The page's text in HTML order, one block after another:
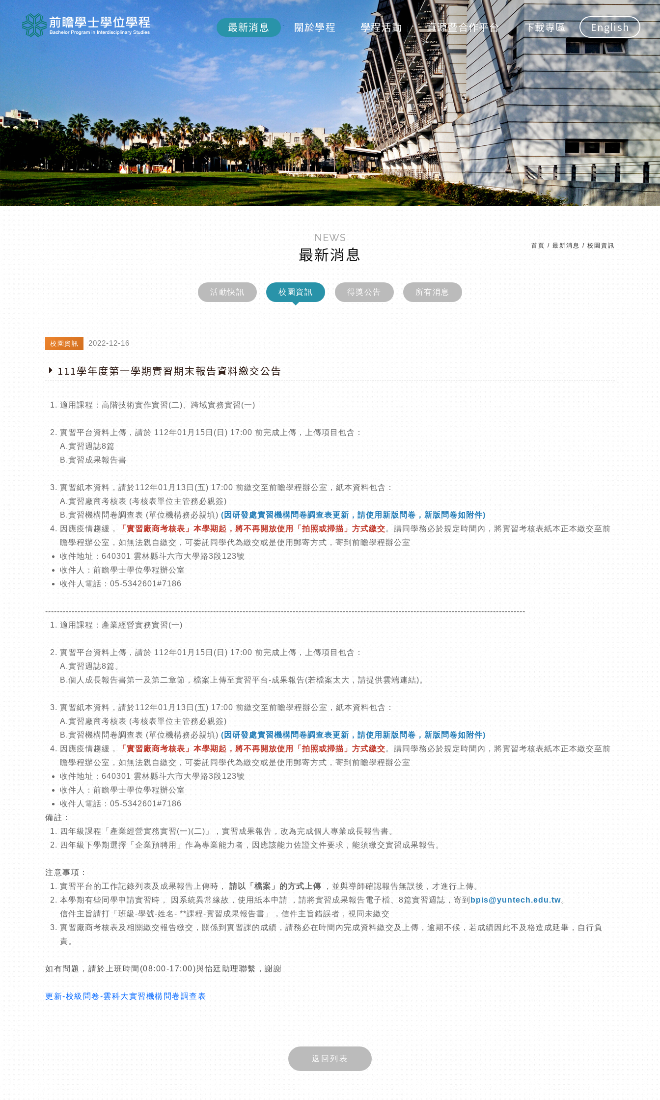
最新消息 關於學程 學程活動 資源暨合作平台 下載專區 English
NEWS
最新消息
活動快訊 校園資訊 得獎公告 所有消息
校園資訊 2022-12-16
111學年度第一學期實習期末報告資料繳交公告
適用課程： 高階技術實作實習(二) 、跨域實務實習(一)
實習平台資料上傳，請於 112年01 月15 日 ( 日 ) 17:00 前完成上傳，上傳項目包含：
A.實習週誌8篇
B.實習成果報告書
實習紙本資料，請於112年01月13日(五) 17:00 前繳交至前瞻學程辦公室，紙本資料包含：
A.實習廠商考核表 (考核表單位主管務必親簽)
B.實習機構問卷調查表 (單位機構務必親填) (因研發處實習機構問卷調查表更新，請使用新版問卷，新版問卷如附件)
因應疫情趨緩，
「實習廠商考核表」本學期起，將不再開放使用「拍照或掃描」方式繳交。請同學務必於規定時間內，將實習考核表紙本正本繳交至前
瞻學程辦公室，如無法親自繳交，可委託同學代為繳交或是使用郵寄方式，寄到前瞻學程辦公室
收件地址：640301 雲林縣斗六市大學路3段123號
收件人：前瞻學士學位學程辦公室
收件人電話：05-5342601#7186
-------------------------------------------------------------------------------------------------------------------------------------------------------------------
適用課程： 產業經營實務實習(一)
實習平台資料上傳，請於 112年01 月15 日 ( 日 ) 17:00 前完成上傳，上傳項目包含：
A.實習週誌8篇。
B.個人成長報告書第一及第二章節，檔案上傳至實習平台-成果報告(若檔案太大，請提供雲端連結)。
實習紙本資料，請於112年01月13日(五) 17:00 前繳交至前瞻學程辦公室，紙本資料包含：
A.實習廠商考核表 (考核表單位主管務必親簽)
B.實習機構問卷調查表 (單位機構務必親填) (因研發處實習機構問卷調查表更新，請使用新版問卷，新版問卷如附件)
因應疫情趨緩，
「實習廠商考核表」本學期起，將不再開放使用「拍照或掃描」方式繳交。請同學務必於規定時間內，將實習考核表紙本正本繳交至前
瞻學程辦公室，如無法親自繳交，可委託同學代為繳交或是使用郵寄方式，寄到前瞻學程辦公室
收件地址：640301 雲林縣斗六市大學路3段123號
收件人：前瞻學士學位學程辦公室
收件人電話：05-5342601#7186
備註：
四年級課程「產業經營實務實習(一)(二) 」，實習成果報告，改為完成個人專業成長報告書。
四年級下學期選擇「企業預聘用」作為專業能力者，因應該能力佐證文件要求，能須繳交實習成果報告。
注意事項：
實習平台的工作記錄列表及成果報告上傳時，
請以「檔案」的方式上傳
，並與導師確認報告無誤後，才進行上傳。
本學期有些同學申請實習時，
因系統異常緣故，使用紙本申請 ，請將實習成果報告電子檔、 8篇實習週誌，寄到 bpis@yuntech.edu.tw。
信件主旨請打「班級-學號-姓名- **課程-實習成果報告書」，信件主旨錯誤者，視同未繳交
實習廠商考核表及相關繳交報告繳交，關係到實習課的成績，請務必在時間內完成資料繳交及上傳，逾期不候，若成績因此不及格造成延畢，自行負
責。
如有問題，請於上班時間 (08:00-17:00)與怡廷助理聯繫，謝謝
更新-校級問卷-雲科大實習機構問卷調查表
返回列表
首頁 / 最新消息 / 校園資訊